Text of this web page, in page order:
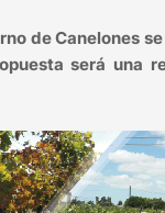
de Canelones
será una